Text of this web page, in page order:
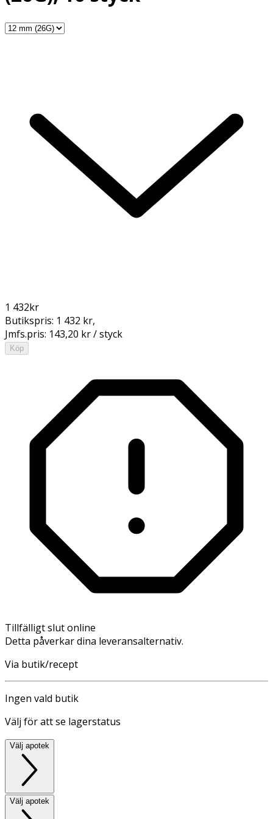
1 432kr
Butikspris: 1 432 kr,
Jmfs.pris: 143,20 kr / styck
Köp
Tillfälligt slut online
Detta påverkar dina leveransalternativ.
Via butik/recept
Ingen vald butik
Välj för att se lagerstatus
Välj apotek
Välj apotek